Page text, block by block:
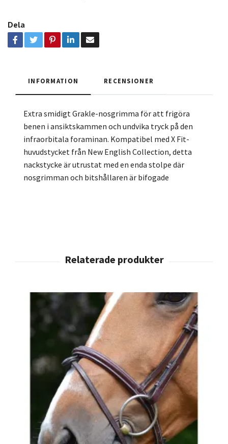
Dela
INFORMATION RECENSIONER
Extra smidigt Grakle-nosgrimma för att frigöra
benen i ansiktskammen och undvika tryck på den
infraorbitala foraminan. Kompatibel med X Fit-
huvudstycket från New English Collection, detta
nackstycke är utrustat med en enda stolpe där
nosgrimman och bitshållaren är bifogade